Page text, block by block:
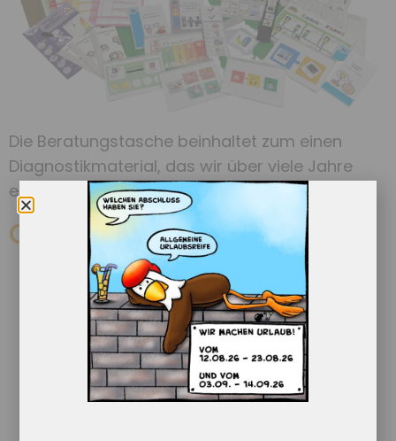
Die Beratungstasche beinhaltet zum einen
Diagnostikmaterial, das wir über viele Jahre
entwickelt haben
Comic-Mappe